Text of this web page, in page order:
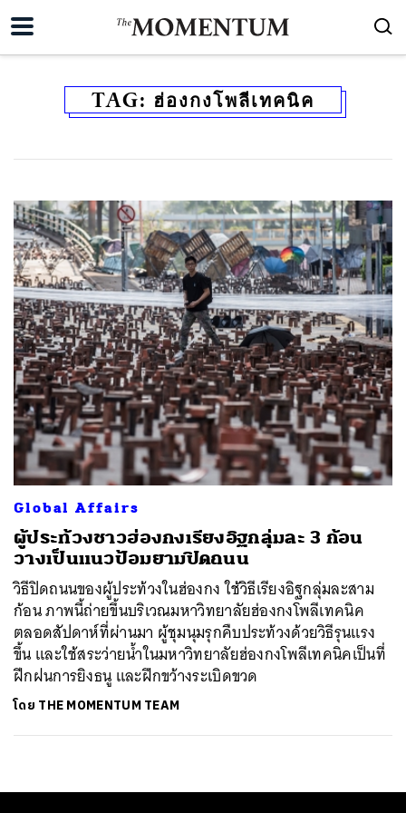
TAG: ฮ่องกงโพลีเทคนิค
Global Affairs
ผู้ประท้วงชาวฮ่องกงเรียงอิฐกลุ่มละ 3 ก้อน
วางเป็นแนวป้อมยามปิดถนน
วิธีปิดถนนของผู้ประท้วงในฮ่องกง ใช้วิธีเรียงอิฐกลุ่มละสาม
ก้อน ภาพนี้ถ่ายขึ้นบริเวณมหาวิทยาลัยฮ่องกงโพลีเทคนิค
ตลอดสัปดาห์ที่ผ่านมา ผู้ชุมนุมรุกคืบประท้วงด้วยวิธีรุนแรง
ขึ้น และใช้สระว่ายน้ำในมหาวิทยาลัยฮ่องกงโพลีเทคนิคเป็นที่
ฝีกฝนการยิงธนู และฝึกขว้างระเบิดขวด
โดย THE MOMENTUM TEAM
ค้นหา
SHARE TWEET LINE EMAIL